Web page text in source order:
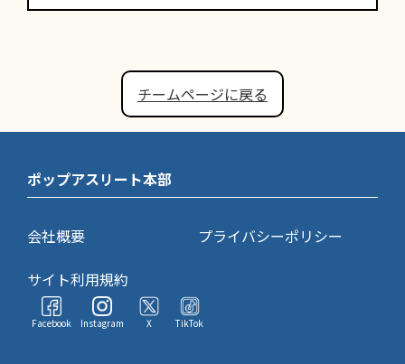
チームページに戻る
ポップアスリート本部
会社概要
プライバシーポリシー
サイト利用規約
Facebook Instagram X TikTok